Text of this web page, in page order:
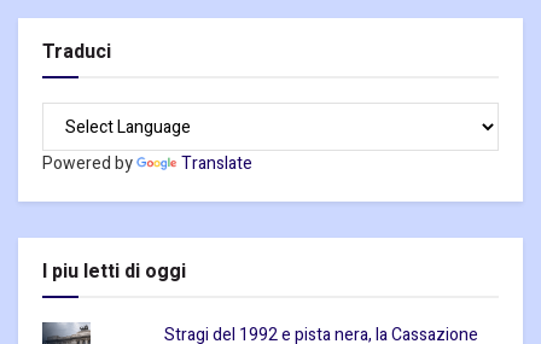
Traduci
Powered by Translate
I piu letti di oggi
Stragi del 1992 e pista nera, la Cassazione